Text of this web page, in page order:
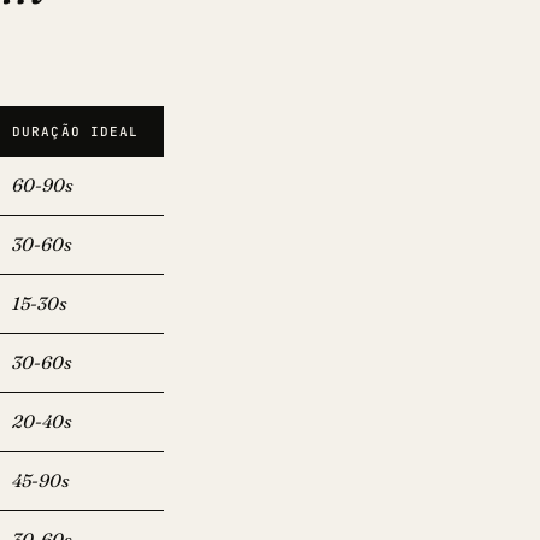
DURAÇÃO IDEAL
60-90s
30-60s
15-30s
30-60s
20-40s
45-90s